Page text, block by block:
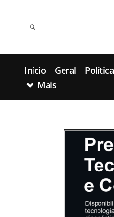
Início Geral Política
Mais